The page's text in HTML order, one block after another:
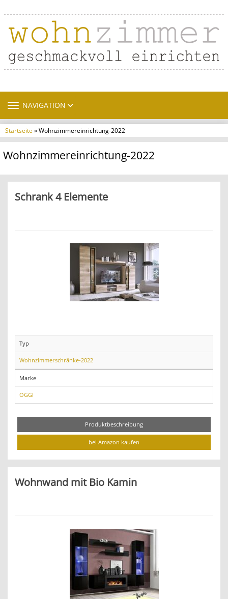
TOGGLE NAVIGATION
NAVIGATION
Startseite» Wohnzimmereinrichtung-2022
Wohnzimmereinrichtung-2022
Schrank 4 Elemente
Typ
Wohnzimmerschränke-2022
Marke
OGGI
Produktbeschreibung
bei Amazon kaufen
Wohnwand mit Bio Kamin